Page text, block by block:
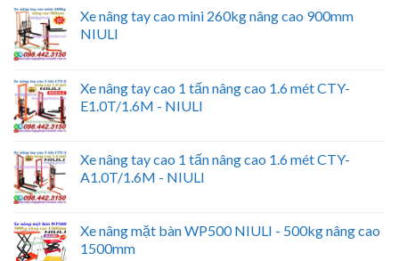
Xe nâng tay cao mini 260kg nâng cao 900mm
NIULI
Xe nâng tay cao 1 tấn nâng cao 1.6 mét CTY-
E1.0T/1.6M - NIULI
Xe nâng tay cao 1 tấn nâng cao 1.6 mét CTY-
A1.0T/1.6M - NIULI
Xe nâng mặt bàn WP500 NIULI - 500kg nâng cao
1500mm